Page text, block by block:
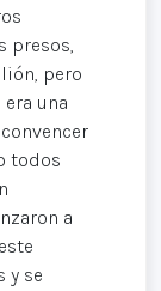
presos,
pero
una
todos
a
y se